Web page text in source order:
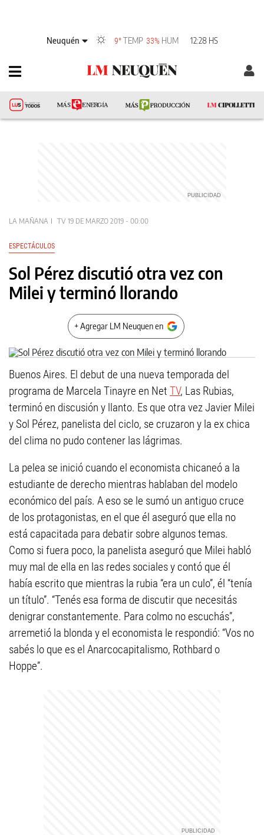
Neuquén 9° TEMP 33% HUM 12:28 HS
LA MAÑANA TV 19 DE MARZO 2019 - 00:00
ESPECTÁCULOS
Sol Pérez discutió otra vez con
Milei y terminó llorando
+ Agregar LM Neuquen en
Buenos Aires. El debut de una nueva temporada del
programa de Marcela Tinayre en Net TV, Las Rubias,
terminó en discusión y llanto. Es que otra vez Javier Milei
y Sol Pérez, panelista del ciclo, se cruzaron y la ex chica
del clima no pudo contener las lágrimas.
La pelea se inició cuando el economista chicaneó a la
estudiante de derecho mientras hablaban del modelo
económico del país. A eso se le sumó un antiguo cruce
de los protagonistas, en el que él aseguró que ella no
está capacitada para debatir sobre algunos temas.
Como si fuera poco, la panelista aseguró que Milei habló
muy mal de ella en las redes sociales y contó que él
había escrito que mientras la rubia “era un culo”, él “tenía
un título”. “Tenés esa forma de discutir que necesitás
denigrar constantemente. Para colmo no escuchás”,
arremetió la blonda y el economista le respondió: “Vos no
sabés lo que es el Anarcocapitalismo, Rothbard o
Hoppe”.